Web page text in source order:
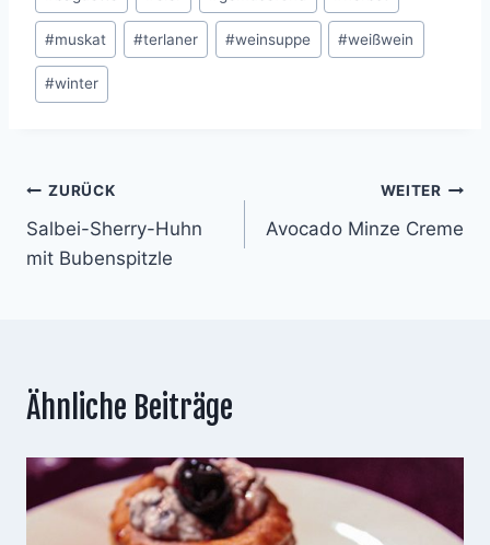
#muskat #terlaner #weinsuppe #weißwein
#winter
Beitragsnavigation
ZURÜCK
Salbei-Sherry-Huhn
mit Bubenspitzle
WEITER
Avocado Minze Creme
Ähnliche Beiträge